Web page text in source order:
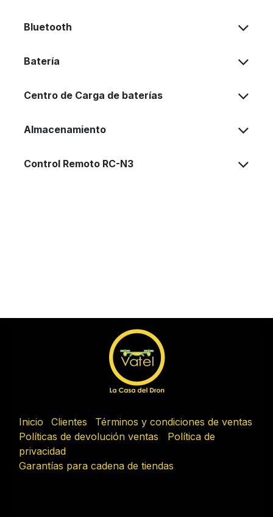
Bluetooth
Batería
Centro de Carga de baterías
Almacenamiento
Control Remoto RC-N3
Inicio Clientes
Términos y condiciones de ventas
Políticas de devolución ventas
Política de
privacidad
Garantías para cadena de tiendas